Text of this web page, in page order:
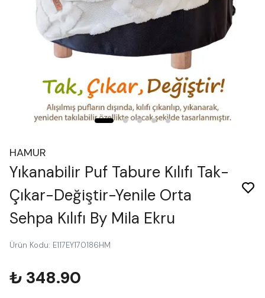
HAMUR
Yıkanabilir Puf Tabure Kılıfı Tak-
Çıkar-Değiştir-Yenile Orta
Sehpa Kılıfı By Mila Ekru
Ürün Kodu: E117EY170186HM
₺ 348.90